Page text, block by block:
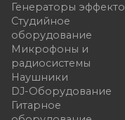
Генераторы
Студийное
оборудование
Микрофоны и
радиосистемы
Наушники
DJ-Оборудование
Гитарное